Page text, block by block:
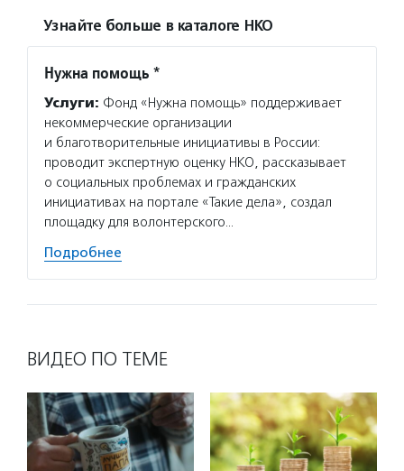
Узнайте больше в каталоге НКО
Нужна помощь *
Услуги: Фонд «Нужна помощь» поддерживает
некоммерческие организации
и благотворительные инициативы в России:
проводит экспертную оценку НКО, рассказывает
о социальных проблемах и гражданских
инициативах на портале «Такие дела», создал
площадку для волонтерского…
Подробнее
ВИДЕО ПО ТЕМЕ